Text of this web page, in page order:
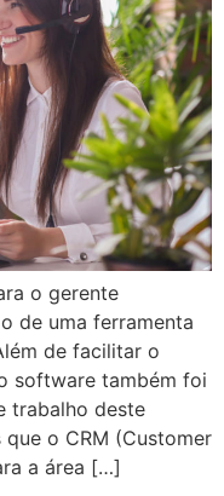
o gerente
de uma ferramenta
de facilitar o
software também foi
trabalho deste
o CRM (Customer
a área […]